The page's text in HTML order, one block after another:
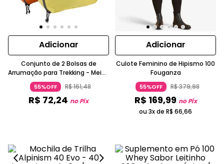
Adicionar
Conjunto de 2 Bolsas de
Arrumação para Trekking - Meia-
lua - 2x7 Litros
55%OFF R$161,48
R$ 72,24 no Pix
Adicionar
Culote Feminino de Hipismo 100
Fouganza
55%OFF R$379,98
R$ 169,99 no Pix
ou 3x de R$ 66,66